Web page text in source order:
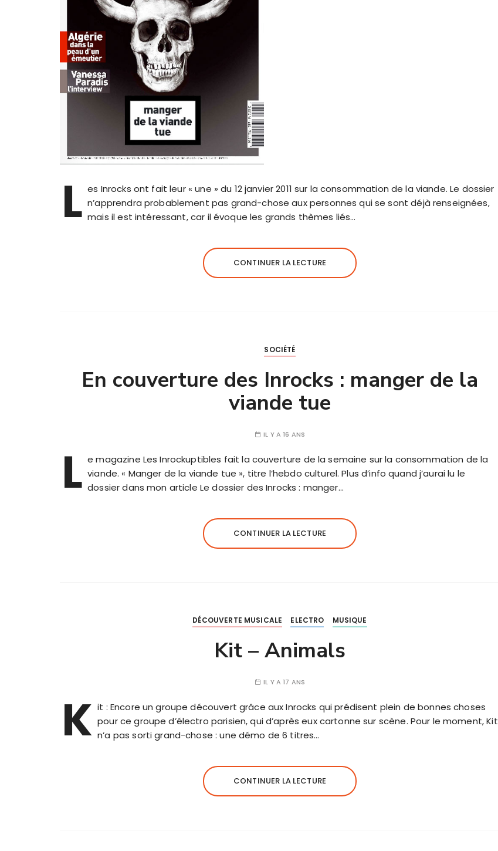
L es Inrocks ont fait leur « une » du 12 janvier 2011 sur la consommation de la viande. Le dossier
n’apprendra probablement pas grand-chose aux personnes qui se sont déjà renseignées,
mais il est intéressant, car il évoque les grands thèmes liés…
CONTINUER LA LECTURE
SOCIÉTÉ
En couverture des Inrocks : manger de la
viande tue
IL Y A 16 ANS
L e magazine Les Inrockuptibles fait la couverture de la semaine sur la consommation de la
viande. « Manger de la viande tue », titre l’hebdo culturel. Plus d’info quand j’aurai lu le
dossier dans mon article Le dossier des Inrocks : manger…
CONTINUER LA LECTURE
DÉCOUVERTE MUSICALE ELECTRO MUSIQUE
Kit – Animals
IL Y A 17 ANS
K it : Encore un groupe découvert grâce aux Inrocks qui prédisent plein de bonnes choses
pour ce groupe d’électro parisien, qui d’après eux cartonne sur scène. Pour le moment, Kit
n’a pas sorti grand-chose : une démo de 6 titres…
CONTINUER LA LECTURE